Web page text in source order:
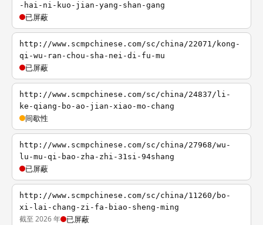
-hai-ni-kuo-jian-yang-shan-gang
已屏蔽
http://www.scmpchinese.com/sc/china/22071/kong-
qi-wu-ran-chou-sha-nei-di-fu-mu
已屏蔽
http://www.scmpchinese.com/sc/china/24837/li-
ke-qiang-bo-ao-jian-xiao-mo-chang
间歇性
http://www.scmpchinese.com/sc/china/27968/wu-
lu-mu-qi-bao-zha-zhi-31si-94shang
已屏蔽
http://www.scmpchinese.com/sc/china/11260/bo-
xi-lai-chang-zi-fa-biao-sheng-ming
截至 2026 年 已屏蔽